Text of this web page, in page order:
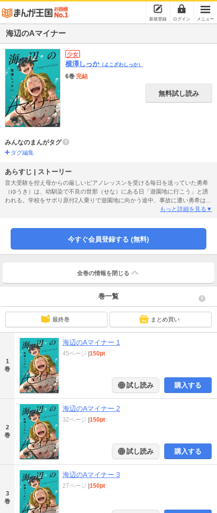
新規登録 ログイン メニュー
海辺のAマイナー
少女
横澤しっか（よこざわしっか）
6巻 完結
無料試し読み
みんなのまんがタグ
タグ編集
あらすじ | ストーリー
音大受験を控え母からの厳しいピアノレッスンを受ける毎日を送っていた勇希
（ゆうき）は、幼馴染で不良の世那（せな）にある日「遊園地に行こう」と誘
われる。学校をサボり原付2人乗りで遊園地に向かう途中、事故に遭い勇希は右
腕にケガをしてしまう。「もう死ぬしかない…」と病室で途方に暮れていると
め、最後に行けなかった“遊園地“を目指すセピアな平成青春ストーリー。
もっと詳細を見る▼
今すぐ会員登録する (無料)
全巻の情報を 閉じる
巻一覧
最終巻 まとめ買い
1
巻
海辺のAマイナー 1
45ページ 150pt
試し読み 購入する
2
巻
海辺のAマイナー 2
32ページ 150pt
試し読み 購入する
3
巻
海辺のAマイナー 3
27ページ 150pt